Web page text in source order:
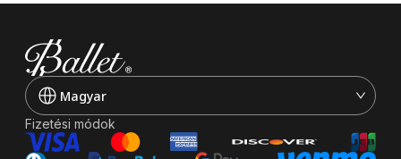
Magyar
Fizetési módok